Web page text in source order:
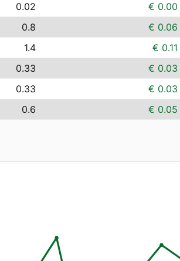
0.02 € 0.00
0.8 € 0.06
1.4 € 0.11
0.33 € 0.03
0.33 € 0.03
0.6 € 0.05